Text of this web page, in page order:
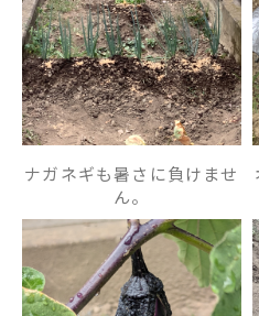
ナガネギも暑さに負けませ
ん。